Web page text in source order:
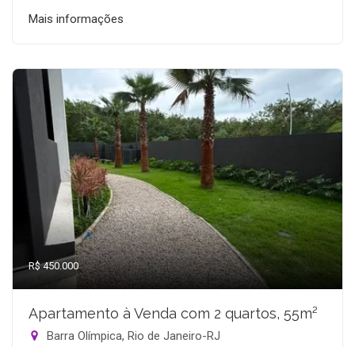
Mais informações
R$ 450.000
Apartamento à Venda com 2 quartos, 55m²
Barra Olímpica, Rio de Janeiro-RJ